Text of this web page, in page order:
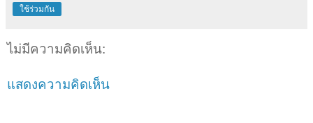
ใช้ร่วมกัน
ไม่มีความคิดเห็น:
แสดงความคิดเห็น